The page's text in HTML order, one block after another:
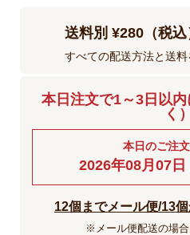
送料別 ¥280（税込
すべての配送方法と送料
本日注文で1～3日以
く）
本日のご注
2026年08月07日
12個までメール便/13
※メール便配送の場